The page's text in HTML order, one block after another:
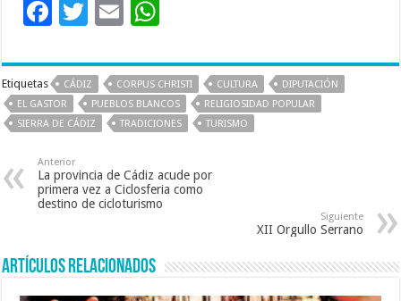
F
e
b
o
o
k
T
tt
er
E
ai
l
at
sA
p
Etiquetas CÁDIZ CORPUS CHRISTI CULTURA
DIPUTACIÓN
EL GASTOR
PUEBLOS BLANCOS
RELIGIOSIDAD POPULAR
SIERRA DE CÁDIZ
TRADICIONES TURISMO
Anterior
La provincia de Cádiz acude por
primera vez a Ciclosferia como
destino de cicloturismo
Siguiente
XII Orgullo Serrano
Artículos relacionados